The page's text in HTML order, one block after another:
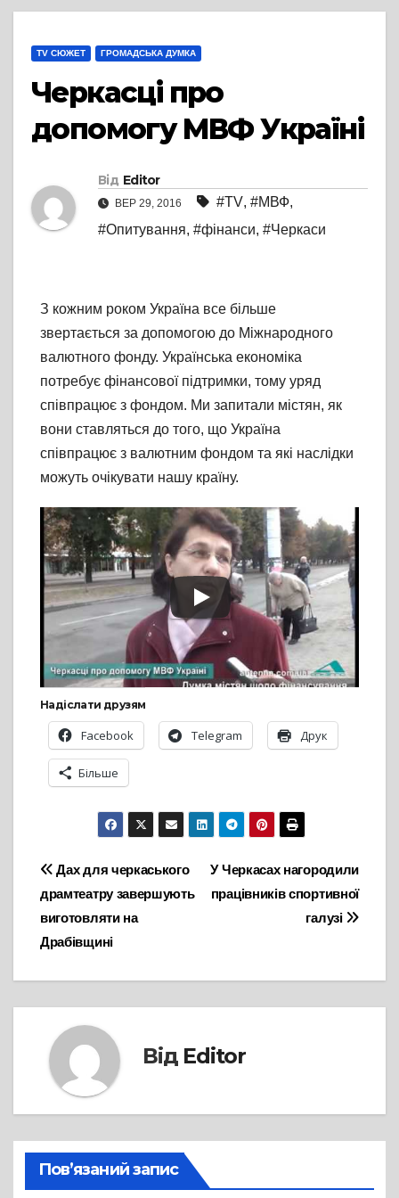
TV СЮЖЕТ ГРОМАДСЬКА ДУМКА
Черкасці про
допомогу МВФ Україні
Від Editor
ВЕР 29, 2016 #TV, #МВФ,
#Опитування, #фінанси, #Черкаси
З кожним роком Україна все більше
звертається за допомогою до Міжнародного
валютного фонду. Українська економіка
потребує фінансової підтримки, тому уряд
співпрацює з фондом. Ми запитали містян, як
вони ставляться до того, що Україна
співпрацює з валютним фондом та які наслідки
можуть очікувати нашу країну.
Надіслати друзям
Facebook Telegram Друк
Більше
Навігація
записів
У Черкасах нагородили
працівників спортивної
галузі
Дах для черкаського
драмтеатру завершують
виготовляти на
Драбівщині
Від Editor
Пов’язаний запис